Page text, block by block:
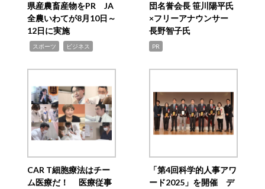
県産農畜産物をPR JA
全農いわてが8月10日～
12日に実施
スポーツ ビジネス
団名誉会長 笹川陽平氏
×フリーアナウンサー
長野智子氏
PR
CAR T細胞療法はチー
ム医療だ！ 医療従事
「第4回科学的人事アワ
ード2025」を開催 デ